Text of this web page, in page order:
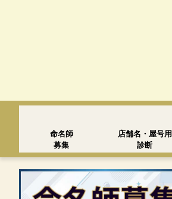
命名師
募集
店舗名・屋号用
診断